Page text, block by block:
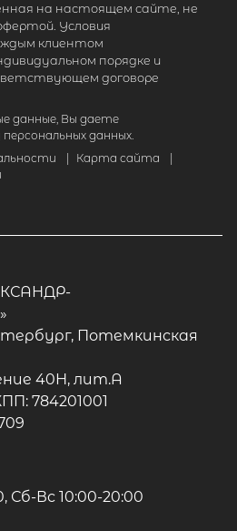
на настоящем сайте, не
Условия
клиентом
порядке и
договоре
данные, Вы даете
данных.
Карта сайта
Потемкинская
40Н, лит.А
784201001
Сб-Вс 10:00-20:00